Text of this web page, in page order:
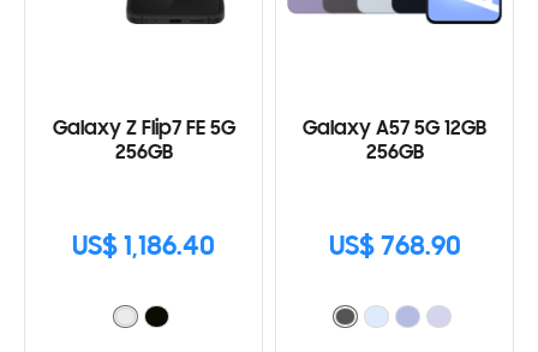
Galaxy Z Flip7 FE 5G
256GB
US$ 1,186.40
Galaxy A57 5G 12GB
256GB
US$ 768.90